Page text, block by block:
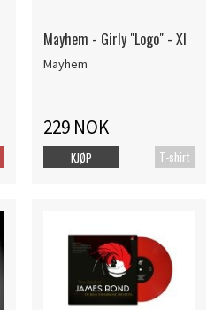
Mayhem - Girly "Logo" - Xl
Mayhem
229 NOK
T-shirt
KJØP